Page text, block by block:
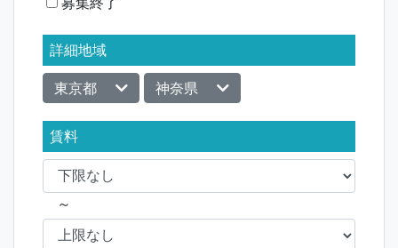
詳細地域
東京都 神奈県
賃料
～